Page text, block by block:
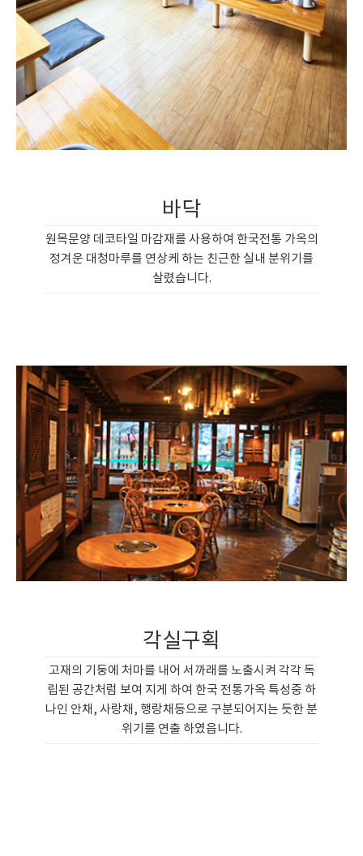
바닥
원목문양 데코타일 마감재를 사용하여 한국전통 가옥의
정겨운 대청마루를 연상케 하는 친근한 실내 분위기를
살렸습니다.
각실구획
고재의 기둥에 처마를 내어 서까래를 노출시켜 각각 독
립된 공간처럼 보여 지게 하여 한국 전통가옥 특성중 하
나인 안채, 사랑채, 행랑채등으로 구분되어지는 듯한 분
위기를 연출 하였읍니다.